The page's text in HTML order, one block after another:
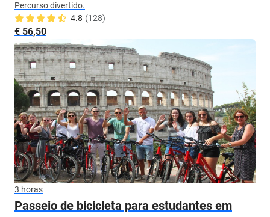
Percurso divertido.
4.8 (128)
€ 56,50
3 horas
Passeio de bicicleta para estudantes em